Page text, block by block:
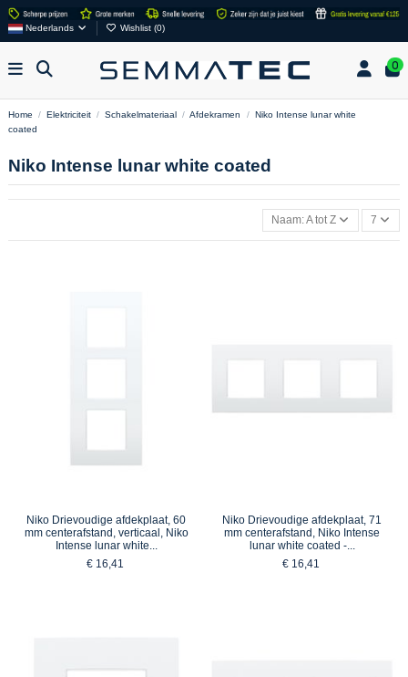
Nederlands Wishlist (0)
0
Home Elektriciteit Schakelmateriaal Afdekramen
Niko Intense lunar white
coated
Niko Intense lunar white coated
Naam: A tot Z 7
Niko Drievoudige afdekplaat, 60
mm centerafstand, verticaal, Niko
Intense lunar white...
€ 16,41
Niko Drievoudige afdekplaat, 71
mm centerafstand, Niko Intense
lunar white coated -...
€ 16,41